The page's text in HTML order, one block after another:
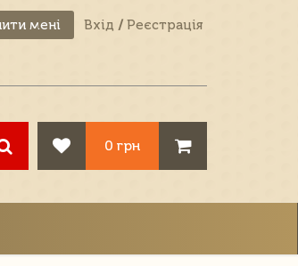
мені Вхід / Реєстрація
0 грн